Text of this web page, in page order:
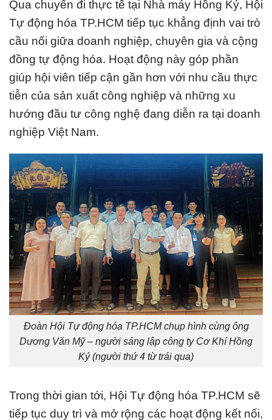
Qua chuyến đi thực tế tại Nhà máy Hồng Ký, Hội
Tự động hóa TP.HCM tiếp tục khẳng định vai trò
cầu nối giữa doanh nghiệp, chuyên gia và cộng
đồng tự động hóa. Hoạt động này góp phần
giúp hội viên tiếp cận gần hơn với nhu cầu thực
tiễn của sản xuất công nghiệp và những xu
hướng đầu tư công nghệ đang diễn ra tại doanh
nghiệp Việt Nam.
Đoàn Hội Tự động hóa TP.HCM chụp hình cùng ông
Dương Văn Mỹ – người sáng lập công ty Cơ Khí Hồng
Ký (người thứ 4 từ trái qua)
Trong thời gian tới, Hội Tự động hóa TP.HCM sẽ
tiếp tục duy trì và mở rộng các hoạt động kết nối,